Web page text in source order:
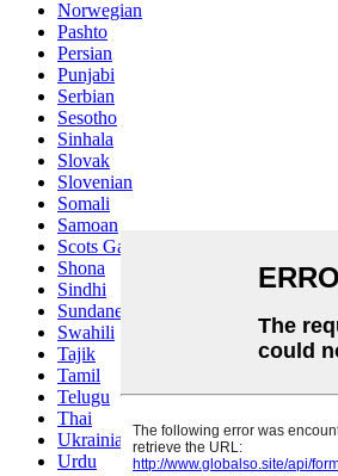
Norwegian
Pashto
Persian
Punjabi
Serbian
Sesotho
Sinhala
Slovak
Slovenian
Somali
Samoan
Scots Gaelic
Shona
Sindhi
Sundanese
Swahili
Tajik
Tamil
Telugu
Thai
Ukrainian
Urdu